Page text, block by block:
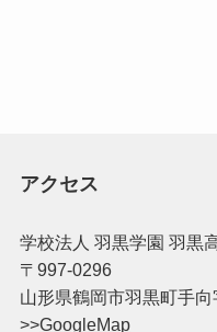
アクセス
学校法人 羽黒学園 羽黒
〒997-0296
山形県鶴岡市羽黒町手
>>GoogleMap